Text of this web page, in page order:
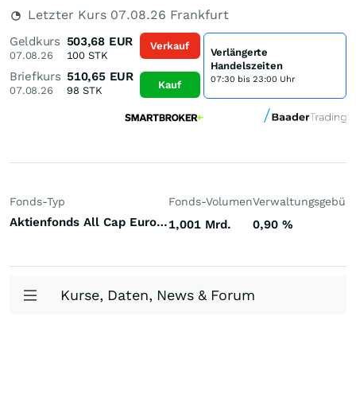
Letzter Kurs 07.08.26 Frankfurt
Geldkurs
07.08.26
503,68 EUR
100 STK
Briefkurs
07.08.26
510,65 EUR
98 STK
Verkauf
Kauf
Verlängerte
Handelszeiten
07:30 bis 23:00 Uhr
Fonds-Typ
Aktienfonds All Cap Europa
Fonds-Volumen
1,001 Mrd. 0,90 %
Kurse, Daten, News & Forum